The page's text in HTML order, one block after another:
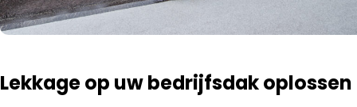
Lekkage op uw bedrijfsdak oplossen